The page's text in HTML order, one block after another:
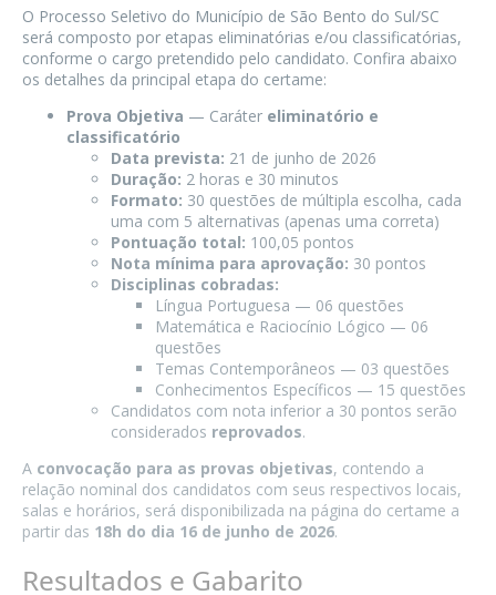
O Processo Seletivo do Município de São Bento do Sul/SC
será composto por etapas eliminatórias e/ou classificatórias,
conforme o cargo pretendido pelo candidato. Confira abaixo
os detalhes da principal etapa do certame:
Prova Objetiva — Caráter eliminatório e
classificatório
Data prevista: 21 de junho de 2026
Duração: 2 horas e 30 minutos
Formato: 30 questões de múltipla escolha, cada
uma com 5 alternativas (apenas uma correta)
Pontuação total: 100,05 pontos
Nota mínima para aprovação: 30 pontos
Disciplinas cobradas:
Língua Portuguesa — 06 questões
Matemática e Raciocínio Lógico — 06
questões
Temas Contemporâneos — 03 questões
Conhecimentos Específicos — 15 questões
Candidatos com nota inferior a 30 pontos serão
considerados reprovados.
A convocação para as provas objetivas, contendo a
relação nominal dos candidatos com seus respectivos locais,
salas e horários, será disponibilizada na página do certame a
partir das 18h do dia 16 de junho de 2026.
Resultados e Gabarito